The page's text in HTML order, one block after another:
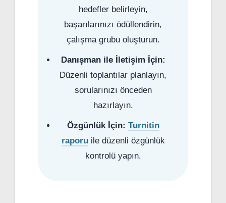
hedefler belirleyin,
başarılarınızı ödüllendirin,
çalışma grubu oluşturun.
Danışman ile İletişim İçin:
Düzenli toplantılar planlayın,
sorularınızı önceden
hazırlayın.
Özgünlük İçin: Turnitin
raporuile düzenli özgünlük
kontrolü yapın.